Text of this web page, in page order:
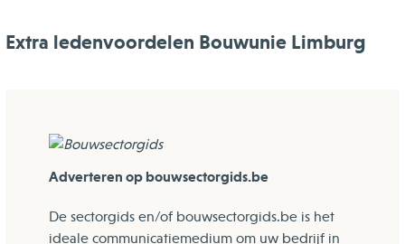
Extra ledenvoordelen Bouwunie Limburg
Adverteren op bouwsectorgids.be
De sectorgids en/of bouwsectorgids.be is het
ideale communicatiemedium om uw bedrijf in